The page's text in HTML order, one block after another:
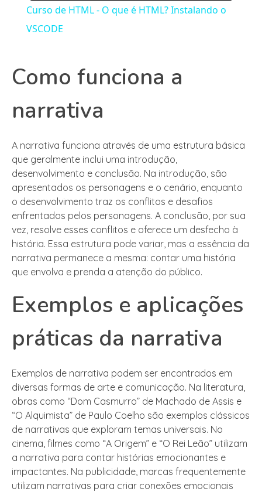
Curso de HTML - O que é HTML? Instalando o
VSCODE
Como funciona a
narrativa
A narrativa funciona através de uma estrutura básica
que geralmente inclui uma introdução,
desenvolvimento e conclusão. Na introdução, são
apresentados os personagens e o cenário, enquanto
o desenvolvimento traz os conflitos e desafios
enfrentados pelos personagens. A conclusão, por sua
vez, resolve esses conflitos e oferece um desfecho à
história. Essa estrutura pode variar, mas a essência da
narrativa permanece a mesma: contar uma história
que envolva e prenda a atenção do público.
Exemplos e aplicações
práticas da narrativa
Exemplos de narrativa podem ser encontrados em
diversas formas de arte e comunicação. Na literatura,
obras como “Dom Casmurro” de Machado de Assis e
“O Alquimista” de Paulo Coelho são exemplos clássicos
de narrativas que exploram temas universais. No
cinema, filmes como “A Origem” e “O Rei Leão” utilizam
a narrativa para contar histórias emocionantes e
impactantes. Na publicidade, marcas frequentemente
utilizam narrativas para criar conexões emocionais